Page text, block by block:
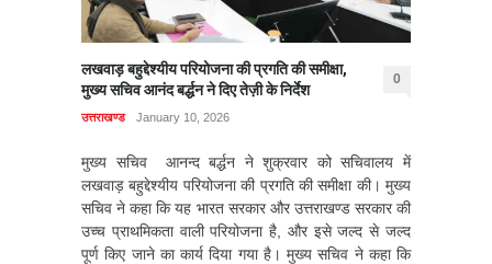
लखवाड़ बहुद्देश्यीय परियोजना की प्रगति की समीक्षा,
मुख्य सचिव आनंद बर्द्धन ने दिए तेज़ी के निर्देश
0
उत्तराखण्ड January 10, 2026
मुख्य सचिव आनन्द बर्द्धन ने शुक्रवार को सचिवालय में
लखवाड़ बहुद्देश्यीय परियोजना की प्रगति की समीक्षा की। मुख्य
सचिव ने कहा कि यह भारत सरकार और उत्तराखण्ड सरकार की
उच्च प्राथमिकता वाली परियोजना है, और इसे जल्द से जल्द
पूर्ण किए जाने का कार्य दिया गया है। मुख्य सचिव ने कहा कि